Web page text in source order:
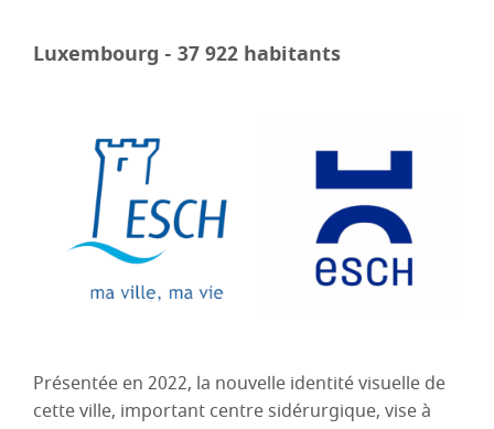
Luxembourg - 37 922 habitants
Présentée en 2022, la nouvelle identité visuelle de
cette ville, important centre sidérurgique, vise à